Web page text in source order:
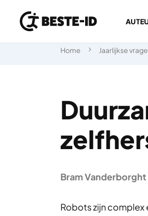
Ga naar inhoud
Home Jaarlijkse
Bram Vanderborght
Robots zijn complex